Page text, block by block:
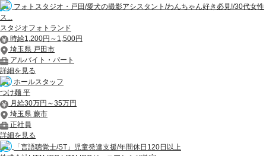
フォトスタジオ・戸田/愛犬の撮影アシスタント/わんちゃん好き必見!/30代女性
ス...
スタジオフォトランド
時給1,200円～1,500円
埼玉県 戸田市
アルバイト・パート
詳細を見る
ホールスタッフ
つけ麺 平
月給30万円～35万円
埼玉県 蕨市
正社員
詳細を見る
「言語聴覚士/ST」児童発達支援/年間休日120日以上